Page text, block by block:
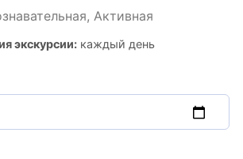
Активная
экскурсии:каждый день